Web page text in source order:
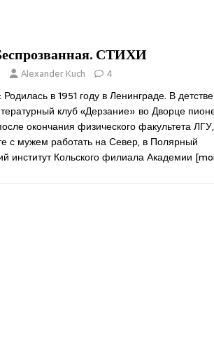
СТИХИ
Alexander Kuch 4
в 1951 году в Ленинграде. В детстве
клуб «Дерзание» во Дворце
окончания физического факультета ЛГУ,
с мужем работать на Север, в Полярный
институт Кольского филиала Академии